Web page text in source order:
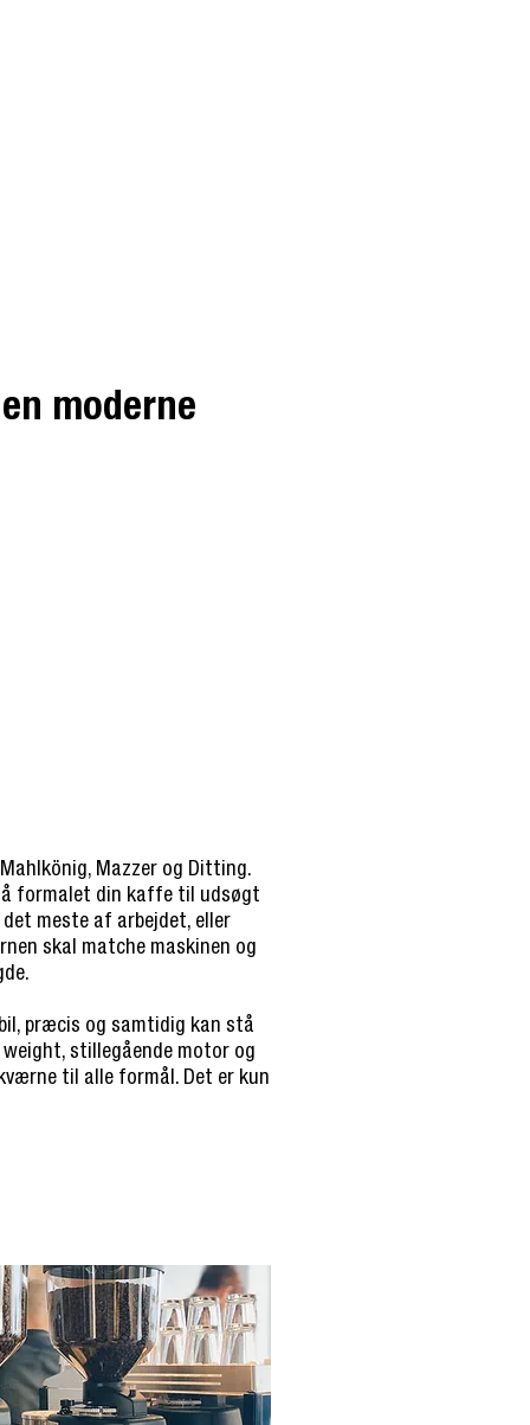
moderne
Mazzer og Ditting.
formalet din kaffe til udsøgt
meste af arbejdet, eller
skal matche maskinen og
præcis og samtidig kan stå
weight, stillegående motor og
til alle formål. Det er kun